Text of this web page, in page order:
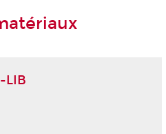
LIB